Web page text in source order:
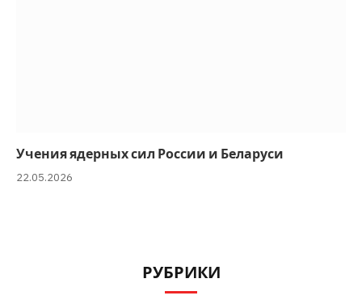
Учения ядерных сил России и Беларуси
22.05.2026
РУБРИКИ